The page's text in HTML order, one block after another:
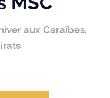
aux Caraïbes,